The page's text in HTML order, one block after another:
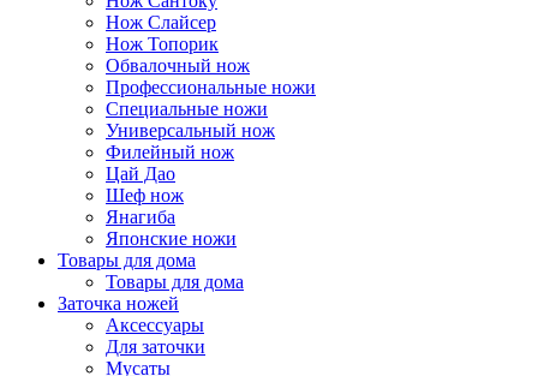
Нож Слайсер
Нож Топорик
Обвалочный нож
Профессиональные ножи
Специальные ножи
Универсальный нож
Филейный нож
Цай Дао
Шеф нож
Янагиба
Японские ножи
Товары для дома
Товары для дома
Заточка ножей
Аксессуары
Для заточки
Мусаты